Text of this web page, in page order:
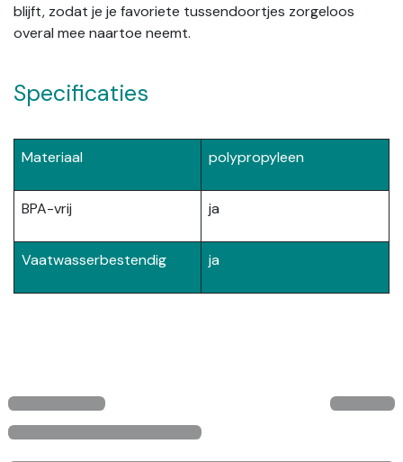
blijft, zodat je je favoriete tussendoortjes zorgeloos
overal mee naartoe neemt.
Specificaties
Materiaal polypropyleen
BPA-vrij ja
Vaatwasserbestendig ja